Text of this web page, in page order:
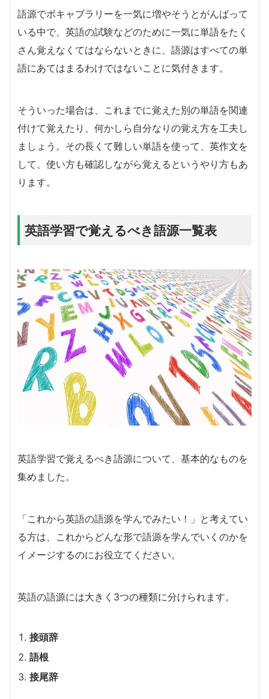
語源でボキャブラリーを一気に増やそうとがんばって
いる中で、英語の試験などのために一気に単語をたく
さん覚えなくてはならないときに、語源はすべての単
語にあてはまるわけではないことに気付きます。
そういった場合は、これまでに覚えた別の単語を関連
付けて覚えたり、何かしら自分なりの覚え方を工夫し
ましょう。その長くて難しい単語を使って、英作文を
して、使い方も確認しながら覚えるというやり方もあ
ります。
英語学習で覚えるべき語源一覧表
英語学習で覚えるべき語源について、基本的なものを
集めました。
「これから英語の語源を学んでみたい！」と考えてい
る方は、これからどんな形で語源を学んでいくのかを
イメージするのにお役立てください。
英語の語源には大きく3つの種類に分けられます。
接頭辞
語根
接尾辞